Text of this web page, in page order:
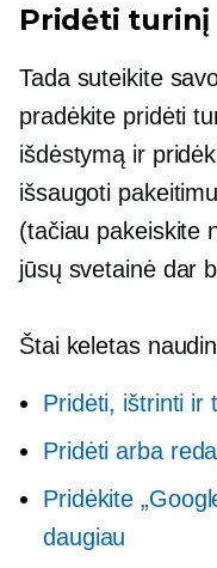
Pridėti turinį
Tada suteikite
pradėkite pridėti
išdėstymą ir
išsaugoti
(tačiau pakeiskite
jūsų svetainė dar
Štai keletas
Pridėti, ištrinti ir
Pridėti arba
Pridėkite
daugiau